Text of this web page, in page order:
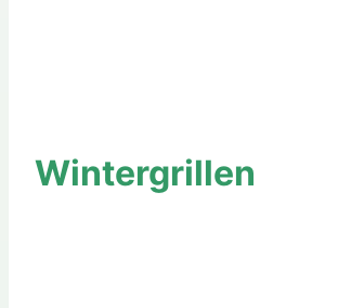
Wintergrillen